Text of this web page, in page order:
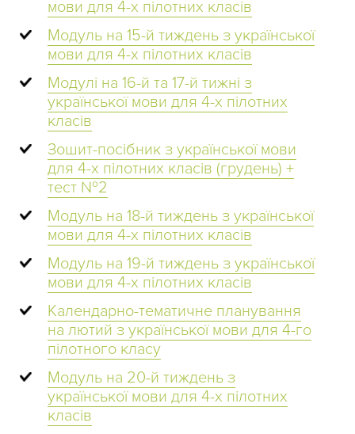
мови для 4-х пілотних класів
Модуль на 15-й тиждень з української
мови для 4-х пілотних класів
Модулі на 16-й та 17-й тижні з
української мови для 4-х пілотних
класів
Зошит-посібник з української мови
для 4-х пілотних класів (грудень) +
тест №2
Модуль на 18-й тиждень з української
мови для 4-х пілотних класів
Модуль на 19-й тиждень з української
мови для 4-х пілотних класів
Календарно-тематичне планування
на лютий з української мови для 4-го
пілотного класу
Модуль на 20-й тиждень з
української мови для 4-х пілотних
класів